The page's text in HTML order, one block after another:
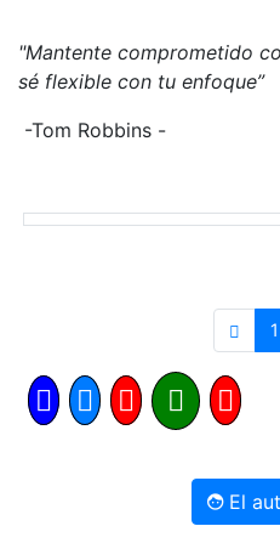
"Mantente comprometido
sé flexible con tu enfoque”
-Tom Robbins -
1
El